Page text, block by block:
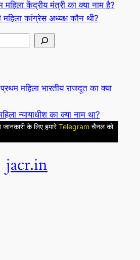
महिला केंद्रीय मंत्री का क्या नाम है?
महिला कांग्रेस अध्यक्ष कौन थी?
महिला भारतीय राजदूत का क्या
न्यायाधीश का क्या नाम था?
के लिए हमारे Telegram चैनल को
jacr.in